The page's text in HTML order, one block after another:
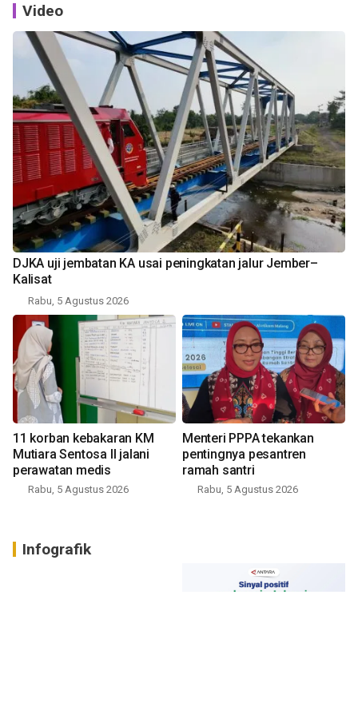
Video
DJKA uji jembatan KA usai peningkatan jalur Jember–
Kalisat
Rabu, 5 Agustus 2026
11 korban kebakaran KM
Mutiara Sentosa II jalani
perawatan medis
Rabu, 5 Agustus 2026
Menteri PPPA tekankan
pentingnya pesantren
ramah santri
Rabu, 5 Agustus 2026
Infografik